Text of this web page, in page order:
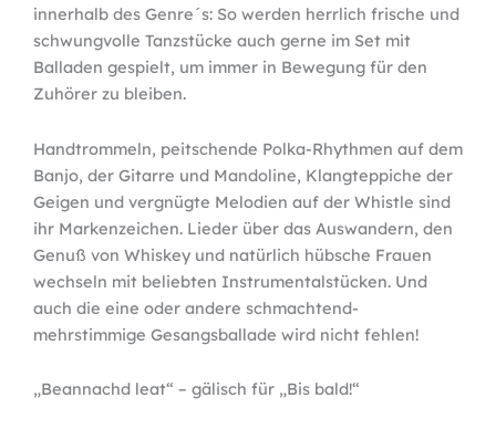
innerhalb des Genre´s: So werden herrlich frische und
schwungvolle Tanzstücke auch gerne im Set mit
Balladen gespielt, um immer in Bewegung für den
Zuhörer zu bleiben.
Handtrommeln, peitschende Polka-Rhythmen auf dem
Banjo, der Gitarre und Mandoline, Klangteppiche der
Geigen und vergnügte Melodien auf der Whistle sind
ihr Markenzeichen. Lieder über das Auswandern, den
Genuß von Whiskey und natürlich hübsche Frauen
wechseln mit beliebten Instrumentalstücken. Und
auch die eine oder andere schmachtend-
mehrstimmige Gesangsballade wird nicht fehlen!
„Beannachd leat“ – gälisch für „Bis bald!“